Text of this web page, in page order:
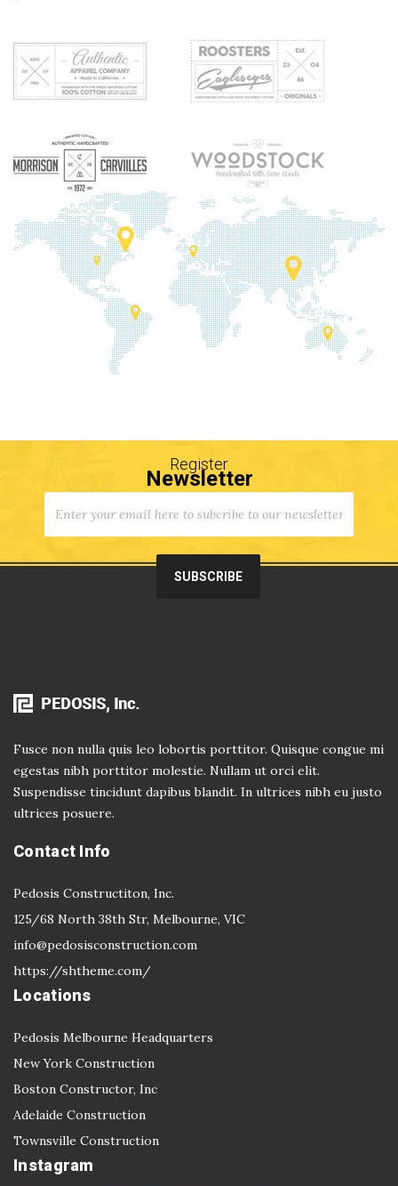
Register
Newsletter
Fusce non nulla quis leo lobortis porttitor. Quisque congue mi
egestas nibh porttitor molestie. Nullam ut orci elit.
Suspendisse tincidunt dapibus blandit. In ultrices nibh eu justo
ultrices posuere.
Contact Info
Pedosis Constructiton, Inc.
125/68 North 38th Str, Melbourne, VIC
info@pedosisconstruction.com
https://shtheme.com/
Locations
Pedosis Melbourne Headquarters
New York Construction
Boston Constructor, Inc
Adelaide Construction
Townsville Construction
Instagram